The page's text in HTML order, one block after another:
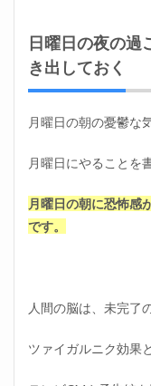
日曜日の夜の
き出しておく
月曜日の朝の憂鬱な
月曜日にやることを
月曜日の朝に恐怖感
です。
人間の脳は、未完了
ツァイガルニク効果